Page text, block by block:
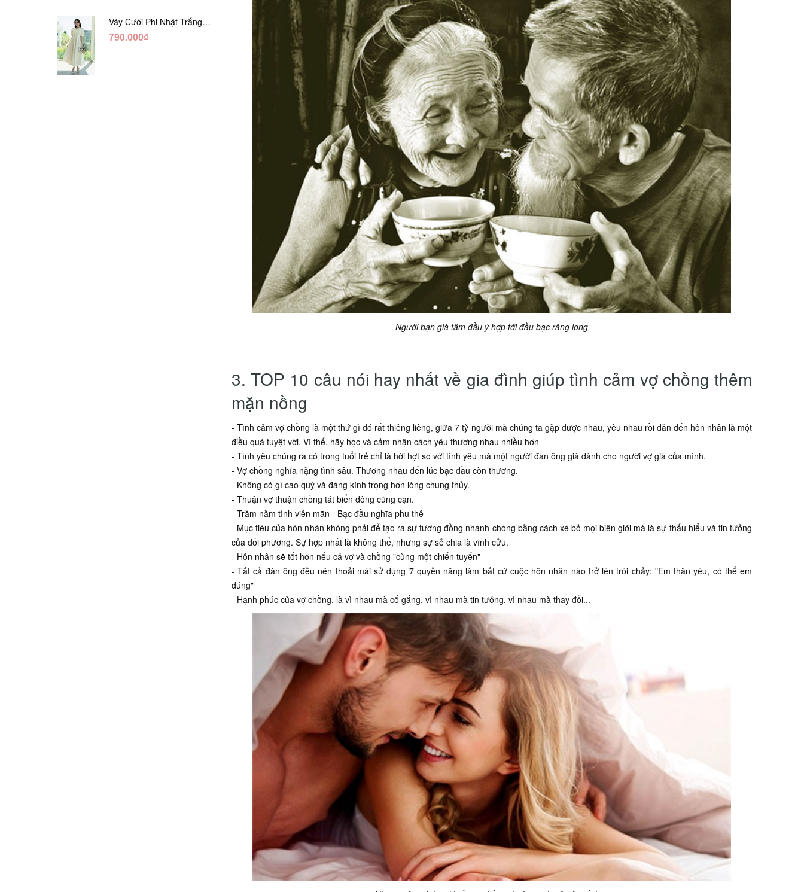
Người bạn già tâm đầu ý hợp tới đầu bạc răng long
3. TOP 10 câu nói hay nhất về gia đình giúp tình cảm vợ chồng thêm
mặn nồng
- Tình cảm vợ chồng là một thứ gì đó rất thiêng liêng, giữa 7 tỷ người mà chúng ta gặp được nhau, yêu nhau rồi dẫn đến hôn nhân là một
điều quá tuyệt vời. Vì thế, hãy học và cảm nhận cách yêu thương nhau nhiều hơn
- Tình yêu chúng ra có trong tuổi trẻ chỉ là hời hợt so với tình yêu mà một người đàn ông già dành cho người vợ già của mình.
- Vợ chồng nghĩa nặng tình sâu. Thương nhau đến lúc bạc đầu còn thương.
- Không có gì cao quý và đáng kính trọng hơn lòng chung thủy.
- Thuận vợ thuận chồng tát biển đông cũng cạn.
- Trăm năm tình viên mãn - Bạc đầu nghĩa phu thê
- Mục tiêu của hôn nhân không phải để tạo ra sự tương đồng nhanh chóng bằng cách xé bỏ mọi biên giới mà là sự thấu hiểu và tin tưởng
của đối phương. Sự hợp nhất là không thể, nhưng sự sẻ chia là vĩnh cửu.
- Hôn nhân sẽ tốt hơn nếu cả vợ và chồng "cùng một chiến tuyến"
- Tất cả đàn ông đều nên thoải mái sử dụng 7 quyền năng làm bất cứ cuộc hôn nhân nào trở lên trôi chảy: "Em thân yêu, có thể em
đúng"
- Hạnh phúc của vợ chồng, là vì nhau mà cố gắng, vì nhau mà tin tưởng, vì nhau mà thay đổi...
Váy Cưới Phi Nhật Trắng
Đính Hoa Ngọc Trai Lửng
790.000₫